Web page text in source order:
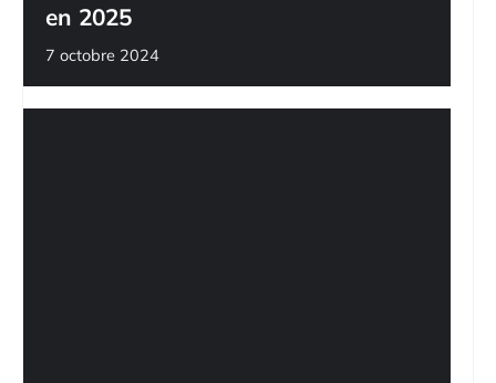
en 2025
7 octobre 2024